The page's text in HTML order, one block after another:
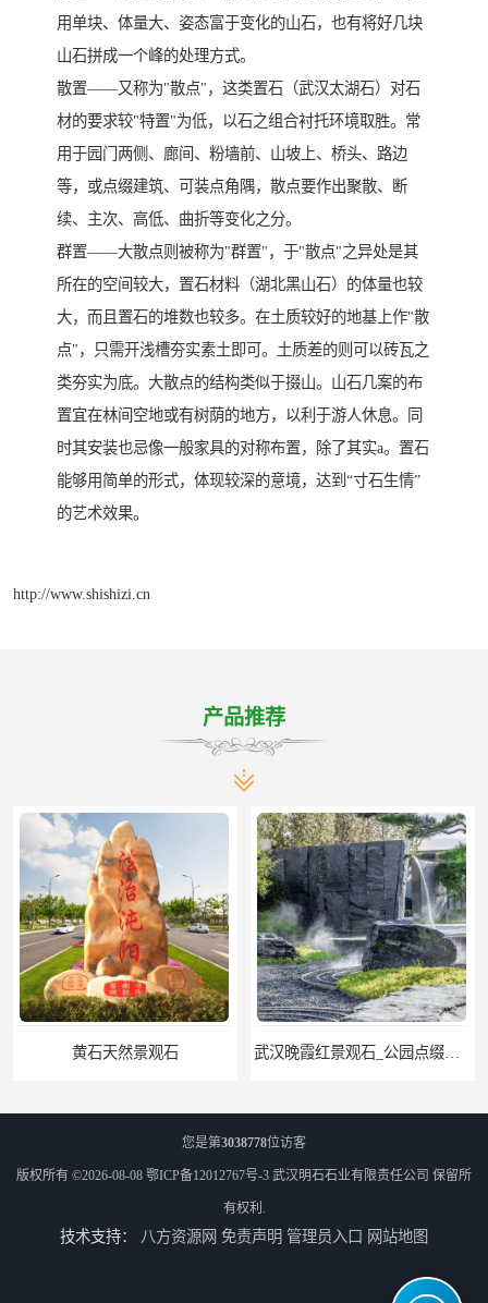
用单块、体量大、姿态富于变化的山石，也有将好几块
山石拼成一个峰的处理方式。
散置——又称为"散点"，这类置石（武汉太湖石）对石
材的要求较"特置"为低，以石之组合衬托环境取胜。常
用于园门两侧、廊间、粉墙前、山坡上、桥头、路边
等，或点缀建筑、可装点角隅，散点要作出聚散、断
续、主次、高低、曲折等变化之分。
群置——大散点则被称为"群置"，于"散点"之异处是其
所在的空间较大，置石材料（湖北黑山石）的体量也较
大，而且置石的堆数也较多。在土质较好的地基上作"散
点"，只需开浅槽夯实素土即可。土质差的则可以砖瓦之
类夯实为底。大散点的结构类似于掇山。山石几案的布
置宜在林间空地或有树荫的地方，以利于游人休息。同
时其安装也忌像一般家具的对称布置，除了其实a。置石
能够用简单的形式，体现较深的意境，达到“寸石生情”
的艺术效果。
http://www.shishizi.cn
产品推荐
您是第3038778位访客
版权所有 ©2026-08-08 鄂ICP备12012767号-3 武汉明石石业有限责任公司 保留所
有权利.
技术支持： 八方资源网 免责声明 管理员入口 网站地图